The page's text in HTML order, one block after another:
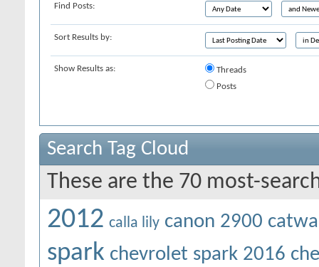
Find Posts:
Sort Results by:
Show Results as:
Threads
Posts
Search Tag Cloud
These are the 70 most-
2012 calla lily canon 2900
spark chevrolet spark 2016